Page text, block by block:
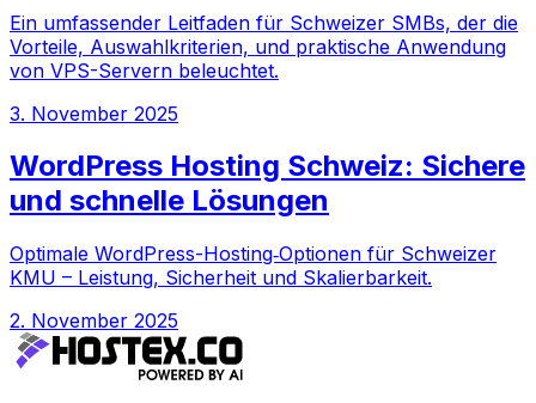
Ein umfassender Leitfaden für Schweizer SMBs, der die
Vorteile, Auswahlkriterien, und praktische Anwendung
von VPS-Servern beleuchtet.
3. November 2025
WordPress Hosting Schweiz: Sichere
und schnelle Lösungen
Optimale WordPress-Hosting‑Optionen für Schweizer
KMU – Leistung, Sicherheit und Skalierbarkeit.
2. November 2025